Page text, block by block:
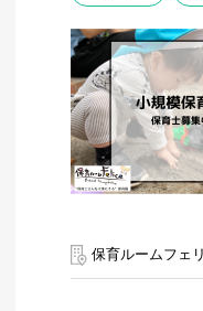
保育ルームフェ